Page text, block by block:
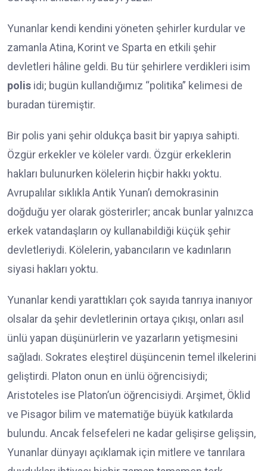
Yunanlar kendi kendini yöneten şehirler kurdular ve
zamanla Atina, Korint ve Sparta en etkili şehir
devletleri hâline geldi. Bu tür şehirlere verdikleri isim
polis idi; bugün kullandığımız “politika” kelimesi de
buradan türemiştir.
Bir polis yani şehir oldukça basit bir yapıya sahipti.
Özgür erkekler ve köleler vardı. Özgür erkeklerin
hakları bulunurken kölelerin hiçbir hakkı yoktu.
Avrupalılar sıklıkla Antik Yunan’ı demokrasinin
doğduğu yer olarak gösterirler; ancak bunlar yalnızca
erkek vatandaşların oy kullanabildiği küçük şehir
devletleriydi. Kölelerin, yabancıların ve kadınların
siyasi hakları yoktu.
Yunanlar kendi yarattıkları çok sayıda tanrıya inanıyor
olsalar da şehir devletlerinin ortaya çıkışı, onları asıl
ünlü yapan düşünürlerin ve yazarların yetişmesini
sağladı. Sokrates eleştirel düşüncenin temel ilkelerini
geliştirdi. Platon onun en ünlü öğrencisiydi;
Aristoteles ise Platon’un öğrencisiydi. Arşimet, Öklid
ve Pisagor bilim ve matematiğe büyük katkılarda
bulundu. Ancak felsefeleri ne kadar gelişirse gelişsin,
Yunanlar dünyayı açıklamak için mitlere ve tanrılara